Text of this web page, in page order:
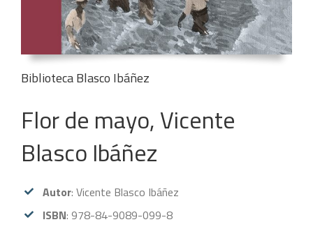
Biblioteca Blasco Ibáñez
Flor de mayo, Vicente
Blasco Ibáñez
Autor: Vicente Blasco Ibáñez
ISBN: 978-84-9089-099-8